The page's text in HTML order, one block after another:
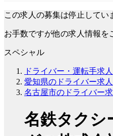
この求人の募集は停止してい
お手数ですが他の求人情報を
スペシャル
ドライバー・運転手求人
愛知県のドライバー求人
名古屋市のドライバー求
名鉄タクシ